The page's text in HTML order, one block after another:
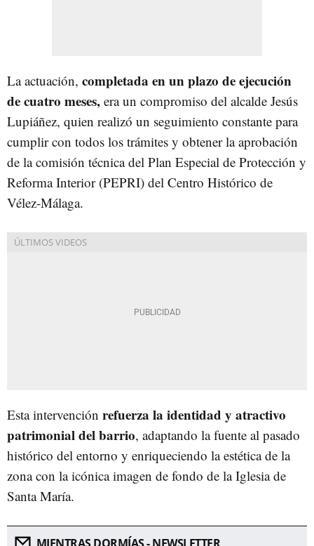
La actuación, completada en un plazo de ejecución
de cuatro meses, era un compromiso del alcalde Jesús
Lupiáñez, quien realizó un seguimiento constante para
cumplir con todos los trámites y obtener la aprobación
de la comisión técnica del Plan Especial de Protección y
Reforma Interior (PEPRI) del Centro Histórico de
Vélez-Málaga.
Esta intervención refuerza la identidad y atractivo
patrimonial del barrio, adaptando la fuente al pasado
histórico del entorno y enriqueciendo la estética de la
zona con la icónica imagen de fondo de la Iglesia de
Santa María.